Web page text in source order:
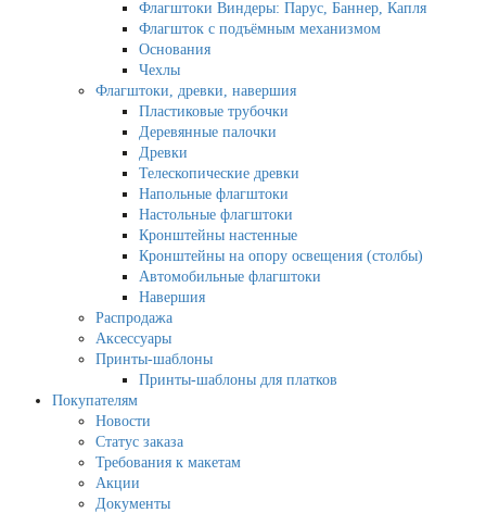
Флагштоки Виндеры: Парус, Баннер, Капля
Флагшток с подъёмным механизмом
Основания
Чехлы
Флагштоки, древки, навершия
Пластиковые трубочки
Деревянные палочки
Древки
Телескопические древки
Напольные флагштоки
Настольные флагштоки
Кронштейны настенные
Кронштейны на опору освещения (столбы)
Автомобильные флагштоки
Навершия
Распродажа
Аксессуары
Принты-шаблоны
Принты-шаблоны для платков
Покупателям
Новости
Статус заказа
Требования к макетам
Акции
Документы